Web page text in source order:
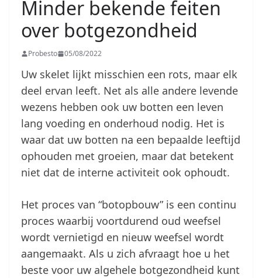
Minder bekende feiten
over botgezondheid
Probesto 05/08/2022
Uw skelet lijkt misschien een rots, maar elk
deel ervan leeft. Net als alle andere levende
wezens hebben ook uw botten een leven
lang voeding en onderhoud nodig. Het is
waar dat uw botten na een bepaalde leeftijd
ophouden met groeien, maar dat betekent
niet dat de interne activiteit ook ophoudt.
Het proces van “botopbouw” is een continu
proces waarbij voortdurend oud weefsel
wordt vernietigd en nieuw weefsel wordt
aangemaakt. Als u zich afvraagt hoe u het
beste voor uw algehele botgezondheid kunt